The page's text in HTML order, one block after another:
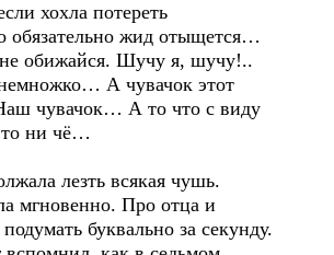
хохла потереть
обязательно жид отыщется…
обижайся. Шучу я, шучу!..
А чувачок этот
чувачок… А то что с виду
ни чё…
лезть всякая чушь.
мгновенно. Про отца и
буквально за секунду.